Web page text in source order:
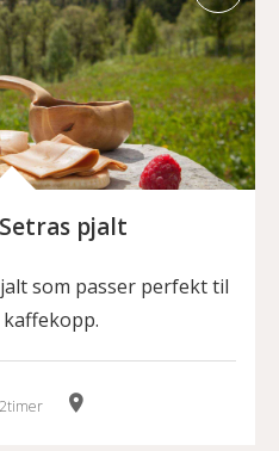
pjalt
som passer perfekt til
2timer